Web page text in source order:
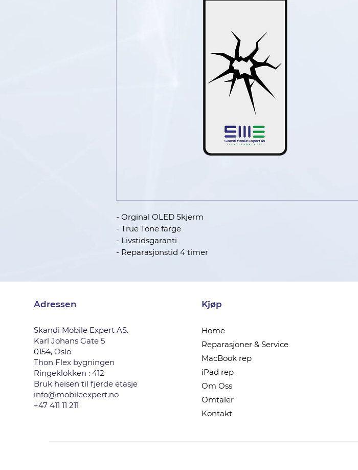
- Orginal OLED Skjerm
- True Tone farge
- Livstidsgaranti
- Reparasjonstid 4 timer
Adressen
Skandi Mobile Expert AS.
Karl Johans Gate 5
0154, Oslo
Thon Flex bygningen
Ringeklokken : 412
Bruk heisen til fjerde etasje
info@mobileexpert.no
+47 411 11 211
Kjøp
Home
Reparasjoner & Service
MacBook rep
iPad rep
Om Oss
Omtaler
Kontakt